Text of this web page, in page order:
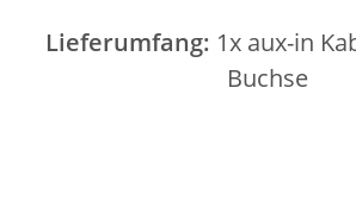
Lieferumfang: 1x aux-in
Buchse